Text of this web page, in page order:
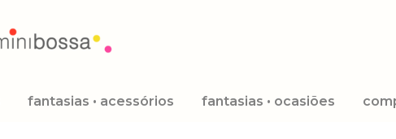
fantasias • acessórios fantasias • ocasiões